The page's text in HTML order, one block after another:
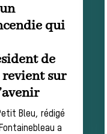
qui
de
revient sur
Bleu, rédigé
a